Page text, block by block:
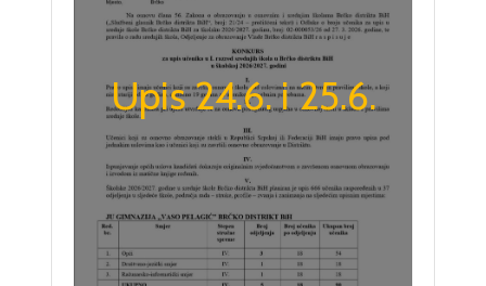
Upis 24.6. i 25.6.